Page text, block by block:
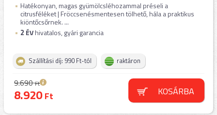
Hatékonyan, magas gyümölcsléhozammal préseli a
citrusféléket | Fröccsenésmentesen tölhető, hála a praktikus
kiöntőcsőrnek. ...
2 ÉVhivatalos, gyári garancia
Szállítási díj: 990 Ft-tól raktáron
9.690Ft
8.920Ft KOSÁRBA